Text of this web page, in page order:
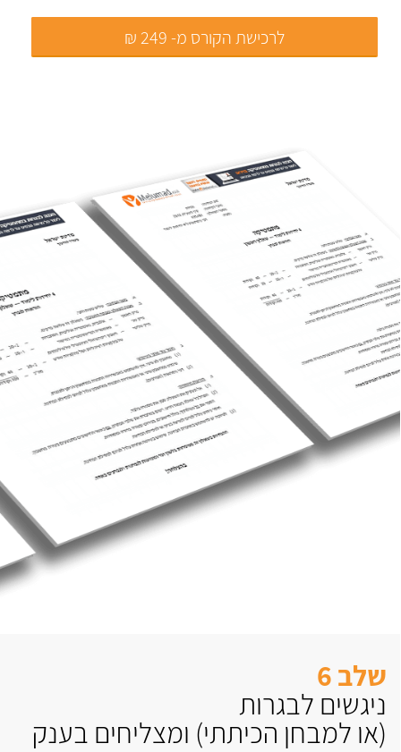
לרכישת הקורס מ- 249 ₪
שלב 6
ניגשים לבגרות
(או למבחן הכיתתי) ומצליחים בענק